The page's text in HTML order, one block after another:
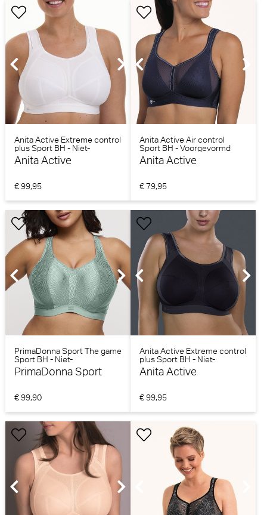
Anita Active Extreme control
plus Sport BH - Niet-
voorgevormd (wit)
Anita Active
€ 99,95
Anita Active Air control
Sport BH - Voorgevormd
(Blue Iris)
Anita Active
€ 79,95
PrimaDonna Sport The game
Sport BH - Niet-
voorgevormd (Sage)
PrimaDonna Sport
€ 99,90
Anita Active Extreme control
plus Sport BH - Niet-
voorgevormd (Zwart)
Anita Active
€ 99,95